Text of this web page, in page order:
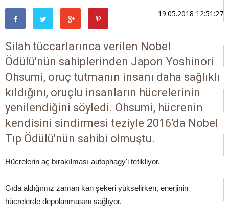
19.05.2018 12:51:27
Silah tüccarlarınca verilen Nobel
Ödülü'nün sahiplerinden Japon Yoshinori
Ohsumi, oruç tutmanın insanı daha sağlıklı
kıldığını, oruçlu insanların hücrelerinin
yenilendiğini söyledi. Ohsumi, hücrenin
kendisini sindirmesi teziyle 2016'da Nobel
Tıp Ödülü'nün sahibi olmuştu.
Hücrelerin aç bırakılması autophagy'i tetikliyor.
Gıda aldığımız zaman kan şekeri yükselirken, enerjinin
hücrelerde depolanmasını sağlıyor.